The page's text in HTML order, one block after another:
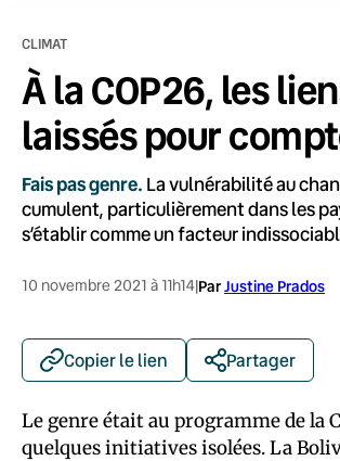
CLIMAT
À la COP26, les
laissés pour
Fais pas genre. La vulnérabilité au
cumulent, particulièrement dans les
s’établir comme un facteur
10 novembre 2021 à 11h14|ParJustine Prados
Copier le lien Partager
Le genre était au programme de la
quelques initiatives isolées. La